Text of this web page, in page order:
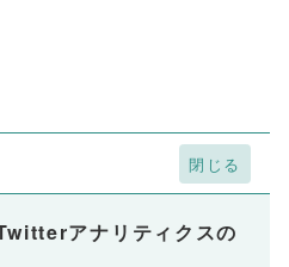
アナリティクスの